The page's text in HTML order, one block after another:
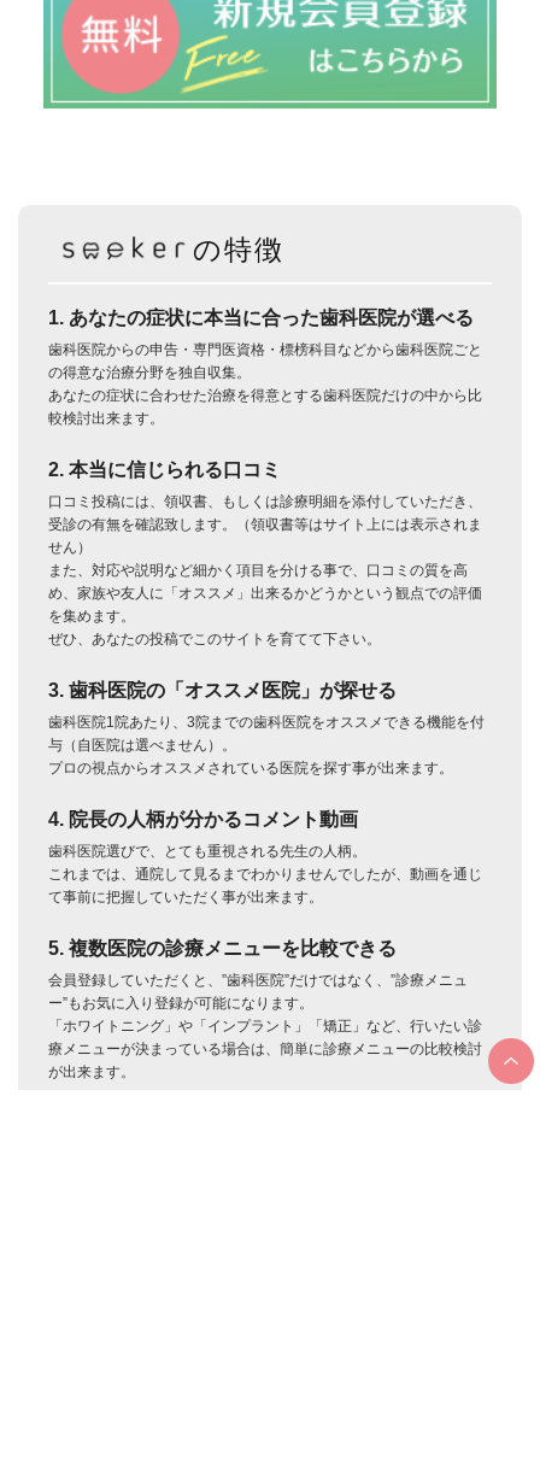
の特徴
1. あなたの症状に本当に合った歯科医院が選べる
歯科医院からの申告・専門医資格・標榜科目などから歯科医院ごと
の得意な治療分野を独自収集。
あなたの症状に合わせた治療を得意とする歯科医院だけの中から比
較検討出来ます。
2. 本当に信じられる口コミ
口コミ投稿には、領収書、もしくは診療明細を添付していただき、
受診の有無を確認致します。（領収書等はサイト上には表示されま
せん）
また、対応や説明など細かく項目を分ける事で、口コミの質を高
め、家族や友人に「オススメ」出来るかどうかという観点での評価
を集めます。
ぜひ、あなたの投稿でこのサイトを育てて下さい。
3. 歯科医院の「オススメ医院」が探せる
歯科医院1院あたり、3院までの歯科医院をオススメできる機能を付
与（自医院は選べません）。
プロの視点からオススメされている医院を探す事が出来ます。
4. 院長の人柄が分かるコメント動画
歯科医院選びで、とても重視される先生の人柄。
これまでは、通院して見るまでわかりませんでしたが、動画を通じ
て事前に把握していただく事が出来ます。
5. 複数医院の診療メニューを比較できる
会員登録していただくと、”歯科医院”だけではなく、”診療メニュ
ー”もお気に入り登録が可能になります。
「ホワイトニング」や「インプラント」「矯正」など、行いたい診
療メニューが決まっている場合は、簡単に診療メニューの比較検討
が出来ます。